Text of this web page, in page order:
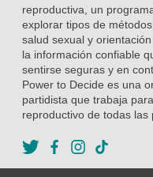
reproductiva, un
explorar tipos de
salud sexual y
la información confiable
sentirse seguras y en
Power to Decide es una
partidista que trabaja
reproductivo de todas las